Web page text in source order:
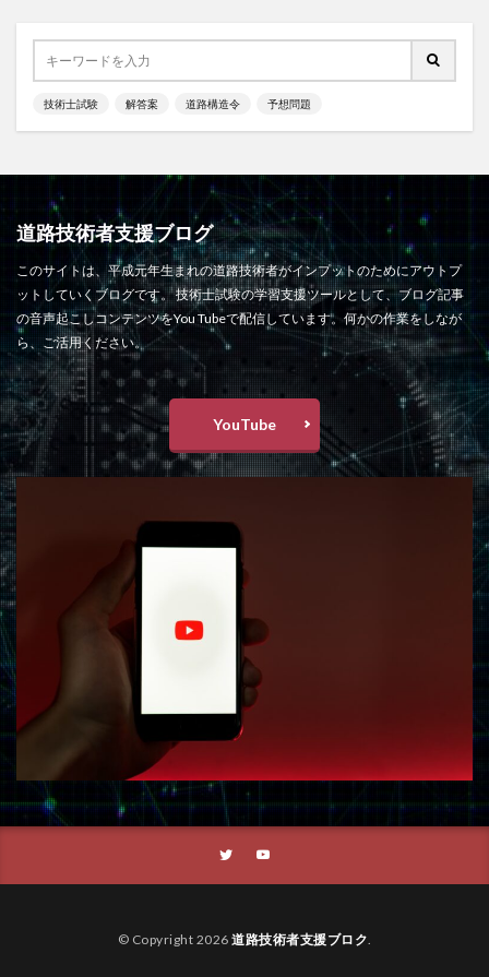
技術士試験 解答案 道路構造令 予想問題
道路技術者支援ブログ
このサイトは、平成元年生まれの道路技術者がインプットのためにアウトプ
ットしていくブログです。 技術士試験の学習支援ツールとして、ブログ記事
の音声起こしコンテンツをYou Tubeで配信しています。何かの作業をしなが
ら、ご活用ください。
YouTube
© Copyright 2026 道路技術者支援ブロク.